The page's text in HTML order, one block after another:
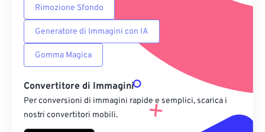
Rimozione Sfondo
Generatore di Immagini con IA
Gomma Magica
Convertitore di Immagini
Per conversioni di immagini rapide e semplici, scarica i
nostri convertitori mobili.